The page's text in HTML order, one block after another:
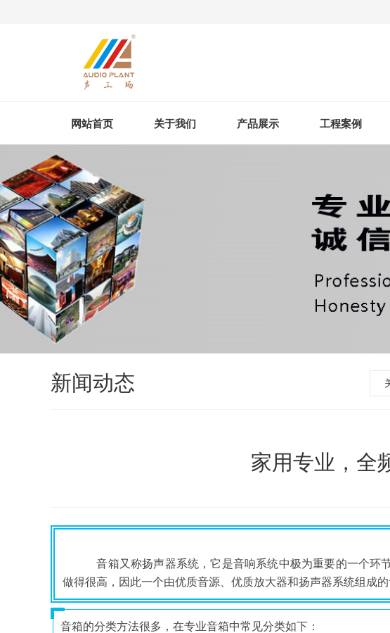
网站首页 关于我们 产品展示 工程案例
新闻动态
家用专业，全
音箱又称扬声器系统，它是音响系统中极为重要的一个环
做得很高，因此一个由优质音源、优质放大器和扬声器系统组成
音箱的分类方法很多，在专业音箱中常见分类如下：